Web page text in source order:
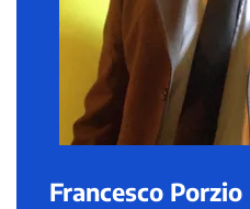
Francesco Porzio